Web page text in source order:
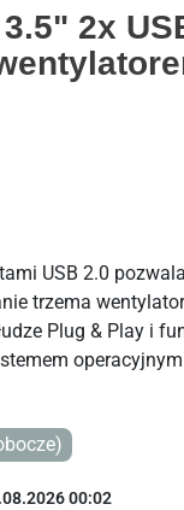
2x
USB 2.0
trzema
Plug & Play i
00:02